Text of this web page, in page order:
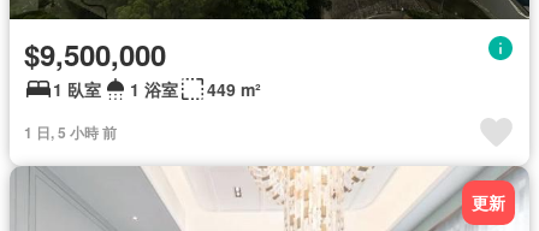
$9,500,000
1 臥室 1 浴室 449 m²
1 日, 5 小時 前
更新